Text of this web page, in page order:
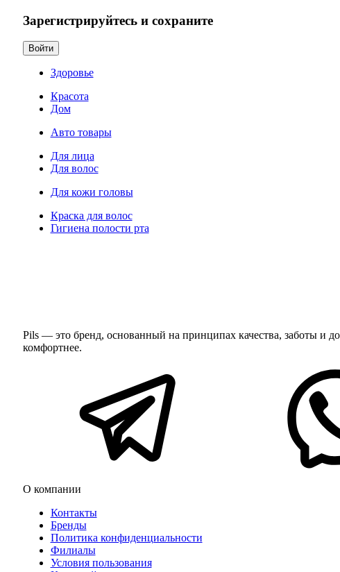
Зарегистрируйтесь и сохраните
Войти
Здоровье
Красота
Дом
Авто товары
Для лица
Для волос
Для кожи головы
Краска для волос
Гигиена полости рта
Pils — это бренд, основанный на принципах качества, заботы и
комфортнее.
О компании
Контакты
Бренды
Политика конфиденциальности
Филиалы
Условия пользования